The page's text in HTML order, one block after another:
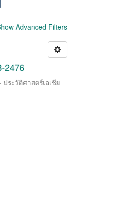
Advanced Filters
2476
ระวัติศาสตร์เอเชีย